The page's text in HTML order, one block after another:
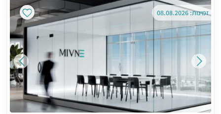
זמינות: 08.08.2026